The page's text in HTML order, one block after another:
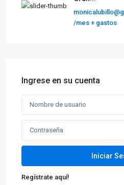
/mes + gastos
Ingrese en su cuenta
Iniciar
Regístrate aquí!